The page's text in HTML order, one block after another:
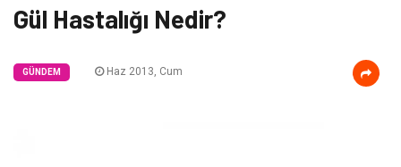
Gül Hastalığı Nedir?
GÜNDEM Haz 2013, Cum